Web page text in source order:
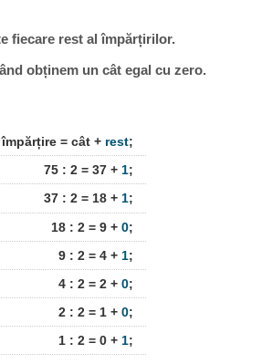
fiecare rest al împărțirilor.
obținem un cât egal cu zero.
împărțire = cât + rest;
75 : 2 = 37 + 1;
37 : 2 = 18 + 1;
18 : 2 = 9 + 0;
9 : 2 = 4 + 1;
4 : 2 = 2 + 0;
2 : 2 = 1 + 0;
1 : 2 = 0 + 1;